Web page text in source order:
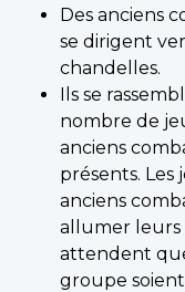
Des anciens
se dirigent
chandelles.
Ils se
nombre de
anciens
présents.
anciens
allumer leurs
attendent
groupe